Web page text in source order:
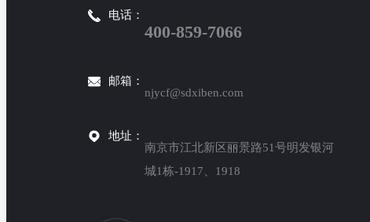
电话：
400-859-7066
邮箱：
njycf@sdxiben.com
地址：
南京市江北新区丽景路51号明发银河
城1栋-1917、1918